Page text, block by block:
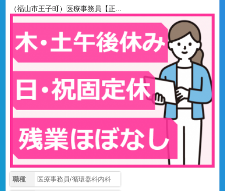
（福山市王子町）医療事務員【正...
職種 医療事務員/循環器科内科